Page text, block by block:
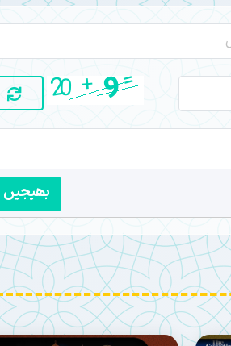
بھیجیں